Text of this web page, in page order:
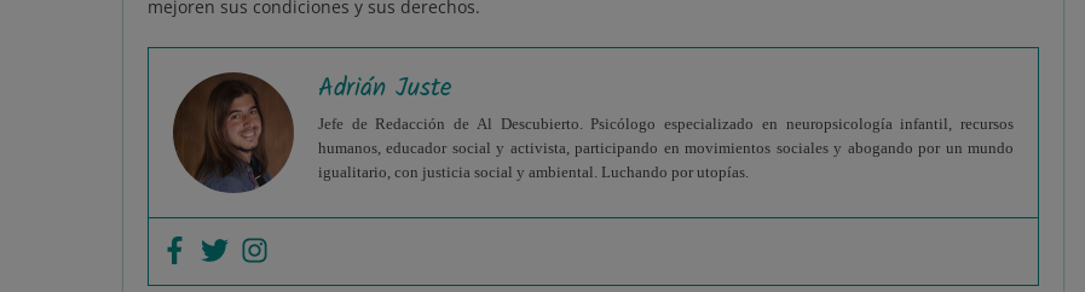
mejoren sus condiciones y sus derechos.
Adrián Juste
Jefe de Redacción de Al Descubierto. Psicólogo especializado en neuropsicología infantil, recursos
humanos, educador social y activista, participando en movimientos sociales y abogando por un mundo
igualitario, con justicia social y ambiental. Luchando por utopías.